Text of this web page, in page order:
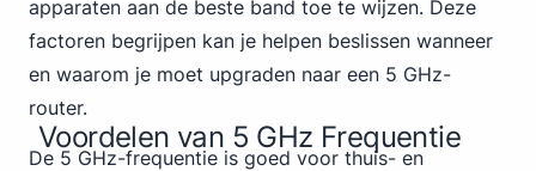
apparaten aan de beste band toe te wijzen. Deze
factoren begrijpen kan je helpen beslissen wanneer
en waarom je moet upgraden naar een 5 GHz-
router.
Voordelen van 5 GHz Frequentie
De 5 GHz-frequentie is goed voor thuis- en